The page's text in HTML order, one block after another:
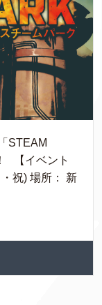
STEAM
【イベント
祝) 場所： 新